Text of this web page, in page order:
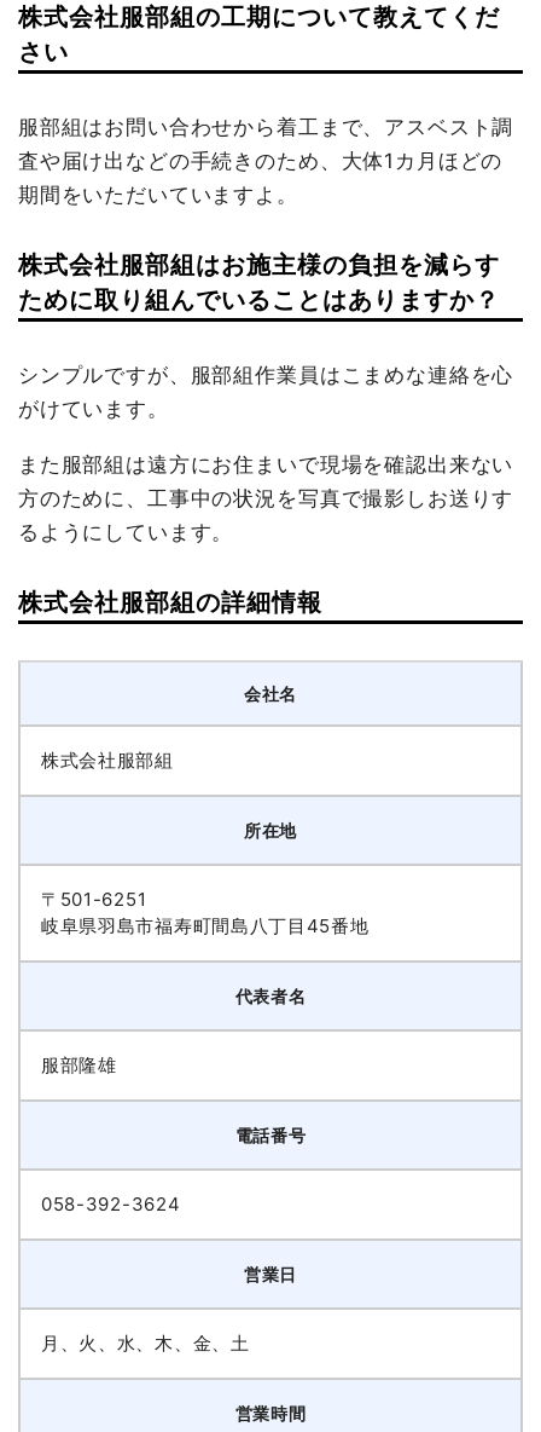
株式会社服部組の工期について教えてくだ
さい
服部組はお問い合わせから着工まで、アスベスト調
査や届け出などの手続きのため、大体1カ月ほどの
期間をいただいていますよ。
株式会社服部組はお施主様の負担を減らす
ために取り組んでいることはありますか？
シンプルですが、服部組作業員はこまめな連絡を心
がけています。
また服部組は遠方にお住まいで現場を確認出来ない
方のために、工事中の状況を写真で撮影しお送りす
るようにしています。
株式会社服部組の詳細情報
会社名
株式会社服部組
所在地
〒501-6251
岐阜県羽島市福寿町間島八丁目45番地
代表者名
服部隆雄
電話番号
058-392-3624
営業日
月、火、水、木、金、土
営業時間